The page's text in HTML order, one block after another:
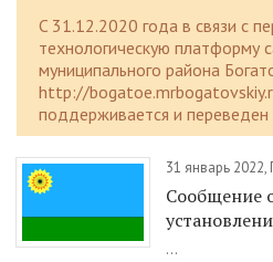
C 31.12.2020 года в связи с
технологическую платформу
муниципального района
http://
поддерживается и
31 январь
Сообщение
...